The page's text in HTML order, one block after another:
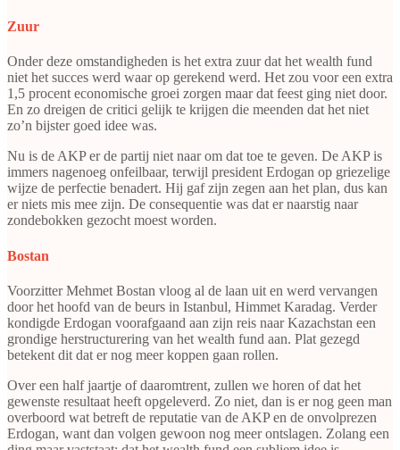
Zuur
Onder deze omstandigheden is het extra zuur dat het wealth fund
niet het succes werd waar op gerekend werd. Het zou voor een extra
1,5 procent economische groei zorgen maar dat feest ging niet door.
En zo dreigen de critici gelijk te krijgen die meenden dat het niet
zo’n bijster goed idee was.
Nu is de AKP er de partij niet naar om dat toe te geven. De AKP is
immers nagenoeg onfeilbaar, terwijl president Erdogan op griezelige
wijze de perfectie benadert. Hij gaf zijn zegen aan het plan, dus kan
er niets mis mee zijn. De consequentie was dat er naarstig naar
zondebokken gezocht moest worden.
Bostan
Voorzitter Mehmet Bostan vloog al de laan uit en werd vervangen
door het hoofd van de beurs in Istanbul, Himmet Karadag. Verder
kondigde Erdogan voorafgaand aan zijn reis naar Kazachstan een
grondige herstructurering van het wealth fund aan. Plat gezegd
betekent dit dat er nog meer koppen gaan rollen.
Over een half jaartje of daaromtrent, zullen we horen of dat het
gewenste resultaat heeft opgeleverd. Zo niet, dan is er nog geen man
overboord wat betreft de reputatie van de AKP en de onvolprezen
Erdogan, want dan volgen gewoon nog meer ontslagen. Zolang een